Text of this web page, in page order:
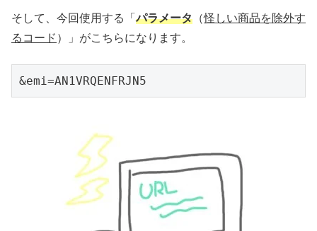
そして、今回使用する「パラメータ （怪しい商品を除外す
るコード ）」がこちらになります。
&emi=AN1VRQENFRJN5